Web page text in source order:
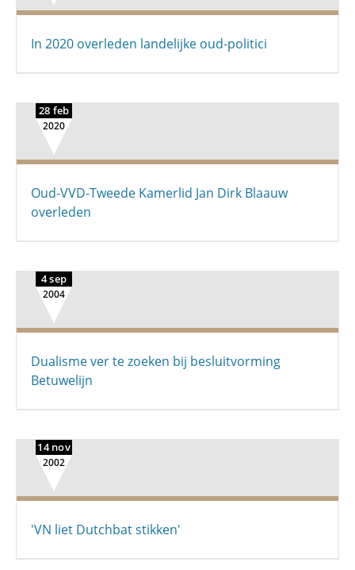
In 2020 overleden landelijke oud-politici
28 feb
2020
Oud-VVD-Tweede Kamerlid Jan Dirk Blaauw
overleden
4 sep
2004
Dualisme ver te zoeken bij besluitvorming
Betuwelijn
14 nov
2002
'VN liet Dutchbat stikken'